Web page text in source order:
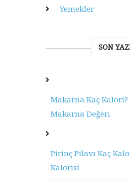
Yemekler
SON
Makarna Kaç Kalori?
Makarna Değeri
Pirinç Pilavı Kaç
Kalorisi